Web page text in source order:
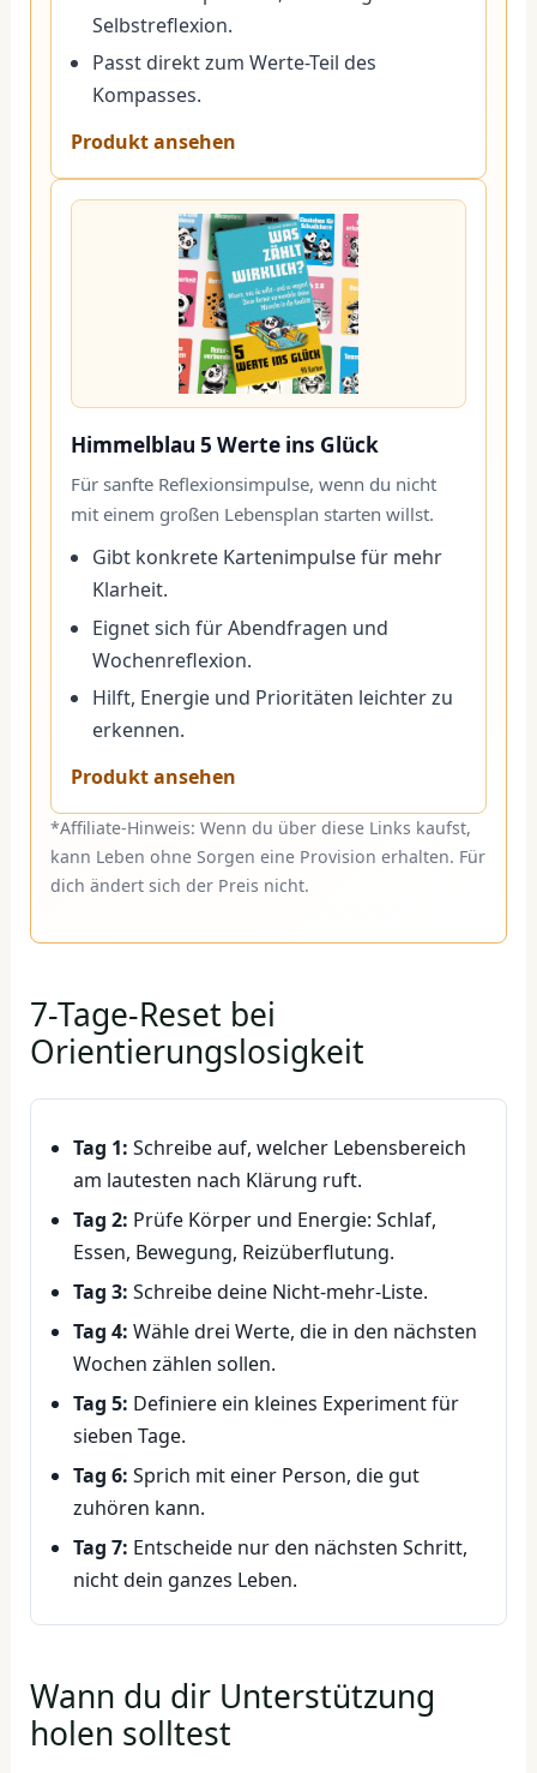
Selbstreflexion.
Passt direkt zum Werte-Teil des
Kompasses.
Produkt ansehen
Himmelblau 5 Werte ins Glück
Für sanfte Reflexionsimpulse, wenn du nicht
mit einem großen Lebensplan starten willst.
Gibt konkrete Kartenimpulse für mehr
Klarheit.
Eignet sich für Abendfragen und
Wochenreflexion.
Hilft, Energie und Prioritäten leichter zu
erkennen.
Produkt ansehen
*Affiliate-Hinweis: Wenn du über diese Links kaufst,
kann Leben ohne Sorgen eine Provision erhalten. Für
dich ändert sich der Preis nicht.
7-Tage-Reset bei
Orientierungslosigkeit
Tag 1: Schreibe auf, welcher Lebensbereich
am lautesten nach Klärung ruft.
Tag 2: Prüfe Körper und Energie: Schlaf,
Essen, Bewegung, Reizüberflutung.
Tag 3: Schreibe deine Nicht-mehr-Liste.
Tag 4: Wähle drei Werte, die in den nächsten
Wochen zählen sollen.
Tag 5: Definiere ein kleines Experiment für
sieben Tage.
Tag 6: Sprich mit einer Person, die gut
zuhören kann.
Tag 7: Entscheide nur den nächsten Schritt,
nicht dein ganzes Leben.
Wann du dir Unterstützung
holen solltest